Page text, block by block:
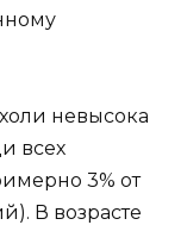
невысока
всех
3% от
В возрасте